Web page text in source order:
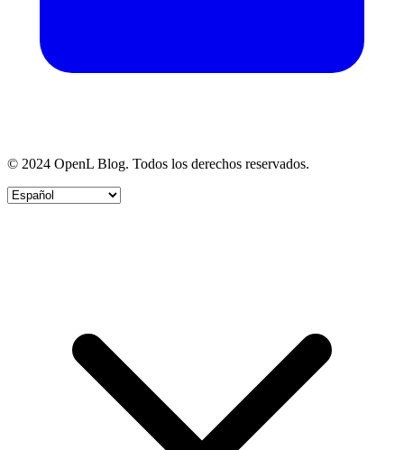
© 2024 OpenL Blog. Todos los derechos reservados.